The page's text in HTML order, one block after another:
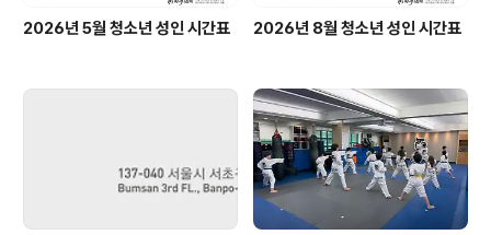
2026년 5월 청소년 성인 시간표 2026년 8월 청소년 성인 시간표